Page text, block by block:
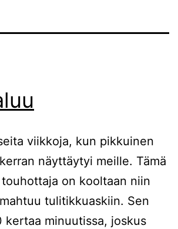
viikkoja, kun pikkuinen
näyttäytyi meille. Tämä
on kooltaan niin
tulitikkuaskiin. Sen
kertaa minuutissa, joskus